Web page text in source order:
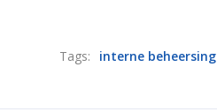
Tags: interne beheersing